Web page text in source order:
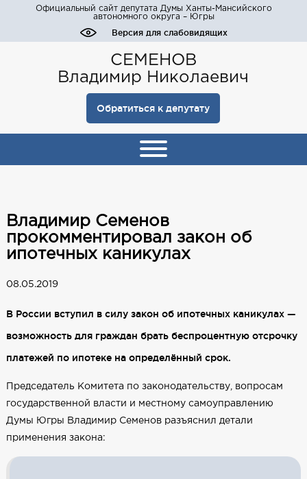
Официальный сайт депутата Думы Ханты-Мансийского
автономного округа – Югры
Версия для слабовидящих
СЕМЕНОВ
Владимир Николаевич
Обратиться к депутату
Владимир Семенов
прокомментировал закон об
ипотечных каникулах
08.05.2019
В России вступил в силу закон об ипотечных каникулах —
возможность для граждан брать беспроцентную отсрочку
платежей по ипотеке на определённый срок.
Председатель Комитета по законодательству, вопросам
государственной власти и местному самоуправлению
Думы Югры Владимир Семенов разъяснил детали
применения закона: